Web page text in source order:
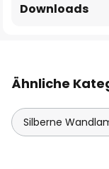
Downloads
Ähnliche
Silberne